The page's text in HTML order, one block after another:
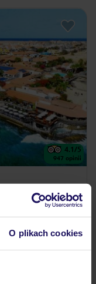
O plikach cookies
4.1/5
947 opinii
SANTA MARIA